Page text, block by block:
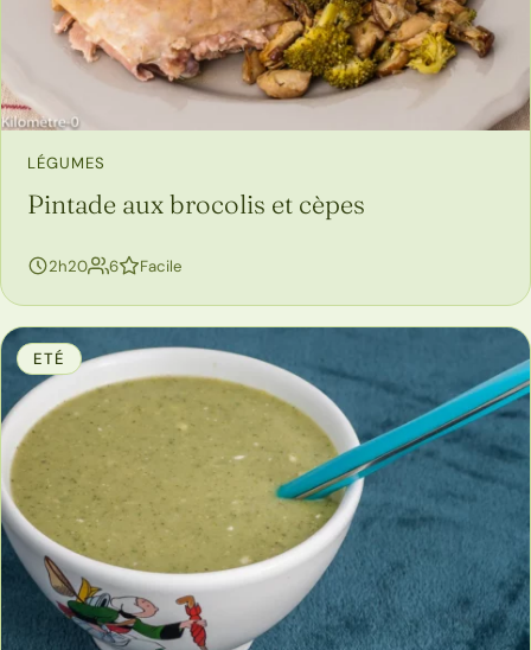
LÉGUMES
Pintade aux brocolis et cèpes
2h20 6personnes
Facile
ETÉ